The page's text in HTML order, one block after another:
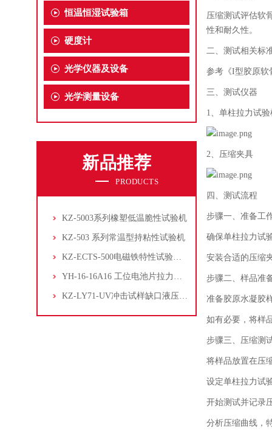
恒温恒湿试验箱
硬度计
光学仪器及设备
光学测量设备
新品推荐
PRODUCTS
KZ-5003系列橡塑低温脆性试验机
KZ-503 系列常温型持粘性试验机
KZ-ECTS-500电磁铁特性试验系统
YH-16-16A16 工位电池片拉力试验机
KZ-LY71-UV冲击试样缺口液压拉床
压缩测试评估软
性和耐久性。
二、测试相关标
参考《I型胶原软
三、测试仪器
1、单柱拉力试验
2、压缩夹具
四、测试流程
步骤一、 准备工
确保单柱拉力试
安装合适的压缩
步骤二、 样品准
准备胶原水凝胶
如有必要，将样
步骤三、 压缩测
将样品放置在压
设定单柱拉力试
开始测试并记录
分析压缩曲线，